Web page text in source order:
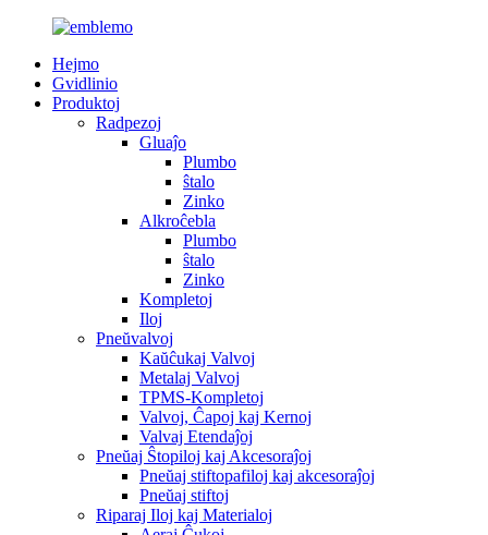
Hejmo
Gvidlinio
Produktoj
Radpezoj
Gluaĵo
Plumbo
ŝtalo
Zinko
Alkroĉebla
Plumbo
ŝtalo
Zinko
Kompletoj
Iloj
Pneŭvalvoj
Kaŭĉukaj Valvoj
Metalaj Valvoj
TPMS-Kompletoj
Valvoj, Ĉapoj kaj Kernoj
Valvaj Etendaĵoj
Pneŭaj Ŝtopiloj kaj Akcesoraĵoj
Pneŭaj stiftopafiloj kaj akcesoraĵoj
Pneŭaj stiftoj
Riparaj Iloj kaj Materialoj